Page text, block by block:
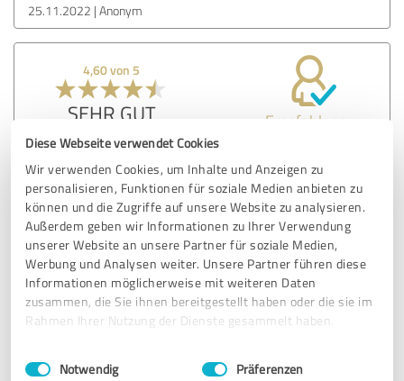
Diese Webseite verwendet Cookies
Wir verwenden Cookies, um Inhalte und Anzeigen zu
personalisieren, Funktionen für soziale Medien anbieten zu
können und die Zugriffe auf unsere Website zu analysieren.
Außerdem geben wir Informationen zu Ihrer Verwendung
unserer Website an unsere Partner für soziale Medien,
Werbung und Analysen weiter. Unsere Partner führen diese
Informationen möglicherweise mit weiteren Daten
zusammen, die Sie ihnen bereitgestellt haben oder die sie im
Rahmen Ihrer Nutzung der Dienste gesammelt haben.
Impressum Datenschutzbestimmungen
Einwilligungsauswahl
Notwendig Präferenzen
25.11.2022 Anonym
4,60 von 5
SEHR GUT Empfehlung
Rundum zufrieden! Vielen Dank an das Team.
Erfahrungsbericht & Bewertung zu:
Koelliker Papermanagement
25.11.2022 Per Henning L.